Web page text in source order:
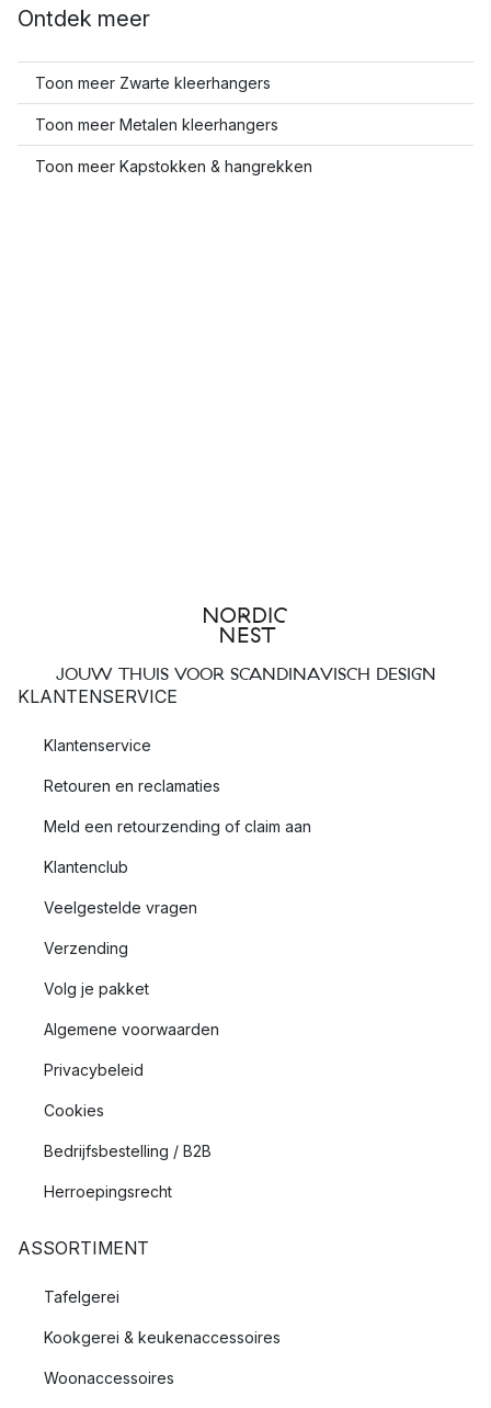
Ontdek meer
Toon meer Zwarte kleerhangers
Toon meer Metalen kleerhangers
Toon meer Kapstokken & hangrekken
JOUW THUIS VOOR SCANDINAVISCH DESIGN
KLANTENSERVICE
Klantenservice
Retouren en reclamaties
Meld een retourzending of claim aan
Klantenclub
Veelgestelde vragen
Verzending
Volg je pakket
Algemene voorwaarden
Privacybeleid
Cookies
Bedrijfsbestelling / B2B
Herroepingsrecht
ASSORTIMENT
Tafelgerei
Kookgerei & keukenaccessoires
Woonaccessoires